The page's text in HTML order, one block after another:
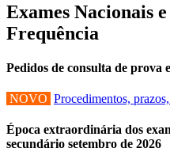
Exames Nacionais
Frequência
Pedidos de consulta de prova
NOVO Procedimentos,
Época extraordinária dos
secundário setembro de 2026